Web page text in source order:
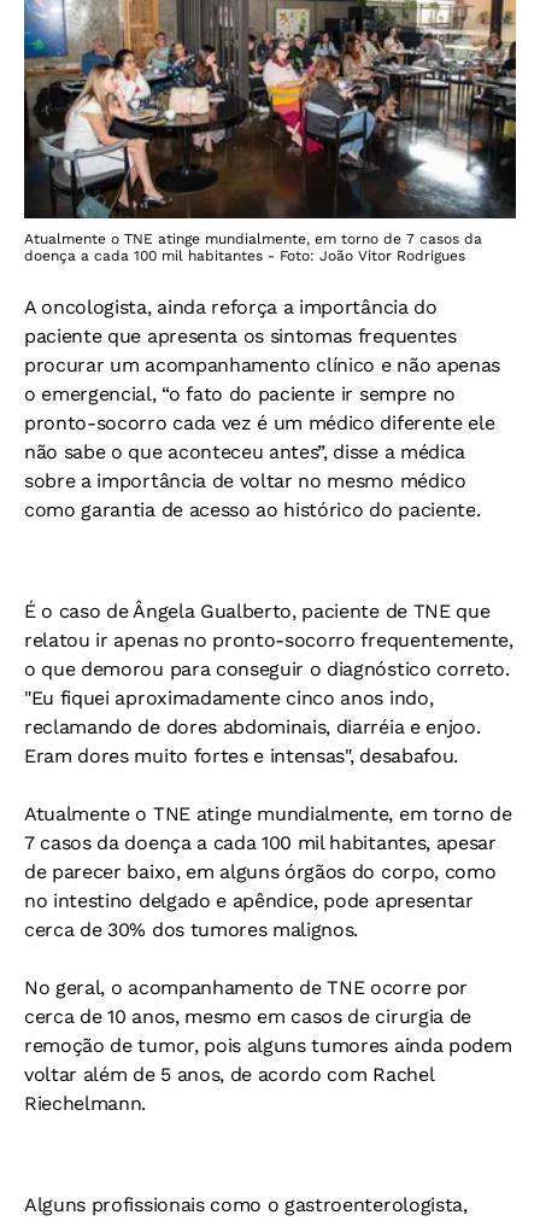
Atualmente o TNE atinge mundialmente, em torno de 7 casos da
doença a cada 100 mil habitantes - Foto: João Vitor Rodrigues
A oncologista, ainda reforça a importância do
paciente que apresenta os sintomas frequentes
procurar um acompanhamento clínico e não apenas
o emergencial, “o fato do paciente ir sempre no
pronto-socorro cada vez é um médico diferente ele
não sabe o que aconteceu antes”, disse a médica
sobre a importância de voltar no mesmo médico
como garantia de acesso ao histórico do paciente.
É o caso de Ângela Gualberto, paciente de TNE que
relatou ir apenas no pronto-socorro frequentemente,
o que demorou para conseguir o diagnóstico correto.
"Eu fiquei aproximadamente cinco anos indo,
reclamando de dores abdominais, diarréia e enjoo.
Eram dores muito fortes e intensas", desabafou.
Atualmente o TNE atinge mundialmente, em torno de
7 casos da doença a cada 100 mil habitantes, apesar
de parecer baixo, em alguns órgãos do corpo, como
no intestino delgado e apêndice, pode apresentar
cerca de 30% dos tumores malignos.
No geral, o acompanhamento de TNE ocorre por
cerca de 10 anos, mesmo em casos de cirurgia de
remoção de tumor, pois alguns tumores ainda podem
voltar além de 5 anos, de acordo com Rachel
Riechelmann.
Alguns profissionais como o gastroenterologista,